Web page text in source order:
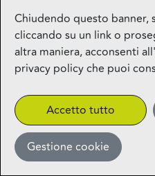
Milos – Greek Food –
Soon
1° piano
CLICK&COLLECT
Miniso
Chiudendo questo banner,
cliccando su un link o
altra maniera, acconsenti
privacy policy che puoi
Accetto tutto
Gestione cookie